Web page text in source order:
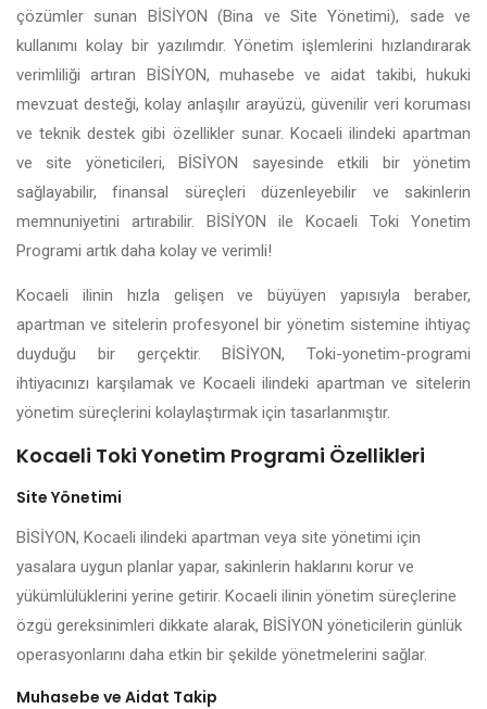
çözümler sunan BİSİYON (Bina ve Site Yönetimi), sade ve
kullanımı kolay bir yazılımdır. Yönetim işlemlerini hızlandırarak
verimliliği artıran BİSİYON, muhasebe ve aidat takibi, hukuki
mevzuat desteği, kolay anlaşılır arayüzü, güvenilir veri koruması
ve teknik destek gibi özellikler sunar. Kocaeli ilindeki apartman
ve site yöneticileri, BİSİYON sayesinde etkili bir yönetim
sağlayabilir, finansal süreçleri düzenleyebilir ve sakinlerin
memnuniyetini artırabilir. BİSİYON ile Kocaeli Toki Yonetim
Programi artık daha kolay ve verimli!
Kocaeli ilinin hızla gelişen ve büyüyen yapısıyla beraber,
apartman ve sitelerin profesyonel bir yönetim sistemine ihtiyaç
duyduğu bir gerçektir. BİSİYON, Toki-yonetim-programi
ihtiyacınızı karşılamak ve Kocaeli ilindeki apartman ve sitelerin
yönetim süreçlerini kolaylaştırmak için tasarlanmıştır.
Kocaeli Toki Yonetim Programi Özellikleri
Site Yönetimi
BİSİYON, Kocaeli ilindeki apartman veya site yönetimi için
yasalara uygun planlar yapar, sakinlerin haklarını korur ve
yükümlülüklerini yerine getirir. Kocaeli ilinin yönetim süreçlerine
özgü gereksinimleri dikkate alarak, BİSİYON yöneticilerin günlük
operasyonlarını daha etkin bir şekilde yönetmelerini sağlar.
Muhasebe ve Aidat Takip